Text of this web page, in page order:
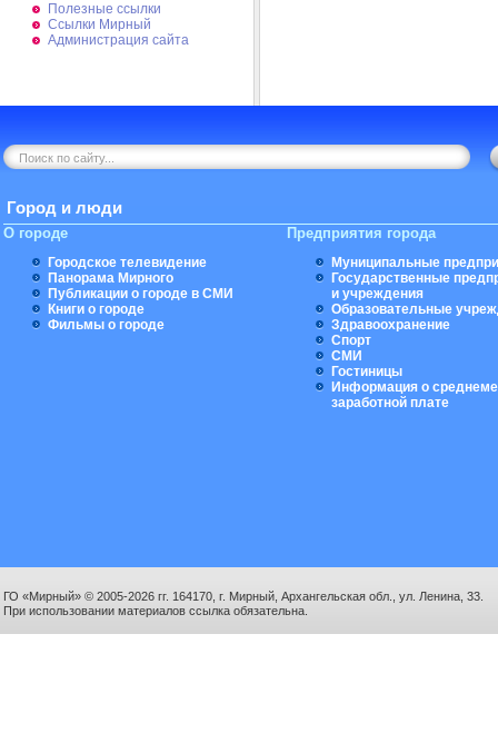
Полезные ссылки
Ссылки Мирный
Администрация сайта
Город и люди
О городе
Городское телевидение
Панорама Мирного
Публикации о городе в СМИ
Книги о городе
Фильмы о городе
Предприятия города
Муниципальные
Государственные
и учреждения
Образовательные
Здравоохранение
Спорт
СМИ
Гостиницы
Информация о
заработной плате
ГО «Мирный» © 2005-2026 гг. 164170, г. Мирный, Архангельская обл., ул. Ленина, 33.
При использовании материалов ссылка обязательна.